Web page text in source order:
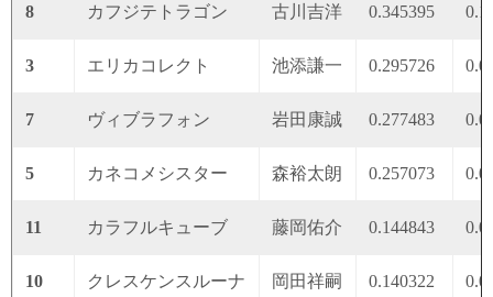
8 カフジテトラゴン 古川吉洋 0.345395
3 エリカコレクト 池添謙一 0.295726
7 ヴィブラフォン 岩田康誠 0.277483
5 カネコメシスター 森裕太朗 0.257073
11 カラフルキューブ 藤岡佑介 0.144843
10 クレスケンスルーナ 岡田祥嗣 0.140322